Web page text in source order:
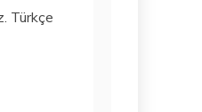
Türkçe